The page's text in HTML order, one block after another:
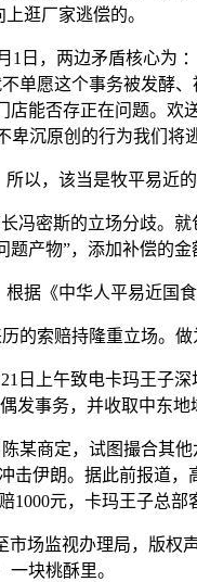
逛厂家逃偿的。
，两边矛盾核心为
单愿这个事务被发酵
能否存正在问题。欢
沉原创的行为我们将
，该当是牧平易近的
密斯的立场分歧。
产物”，添加补偿的
《中华人平易近国
索赔持隆重立场。做
上午致电卡玛王子深
事务，并收取中东地
商定，试图撮合其
伊朗。据此前报道
元，卡玛王子总部
监视办理局，版权
一块桃酥里。